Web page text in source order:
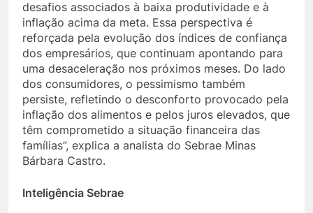
desafios associados à baixa produtividade e à
inflação acima da meta. Essa perspectiva é
reforçada pela evolução dos índices de confiança
dos empresários, que continuam apontando para
uma desaceleração nos próximos meses. Do lado
dos consumidores, o pessimismo também
persiste, refletindo o desconforto provocado pela
inflação dos alimentos e pelos juros elevados, que
têm comprometido a situação financeira das
famílias”, explica a analista do Sebrae Minas
Bárbara Castro.
Inteligência Sebrae